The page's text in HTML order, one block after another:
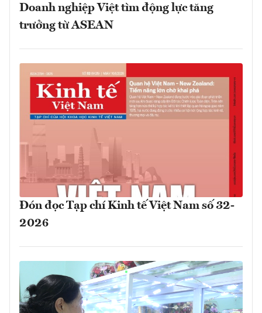
Doanh nghiệp Việt tìm động lực tăng
trưởng từ ASEAN
Đón đọc Tạp chí Kinh tế Việt Nam số 32-
2026